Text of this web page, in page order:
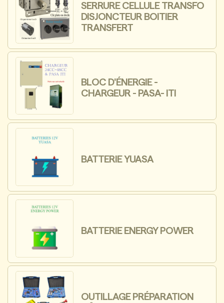
SERRURE CELLULE TRANSFO
DISJONCTEUR BOITIER
TRANSFERT
BLOC D'ÉNERGIE -
CHARGEUR - PASA- ITI
BATTERIE YUASA
BATTERIE ENERGY POWER
OUTILLAGE PRÉPARATION